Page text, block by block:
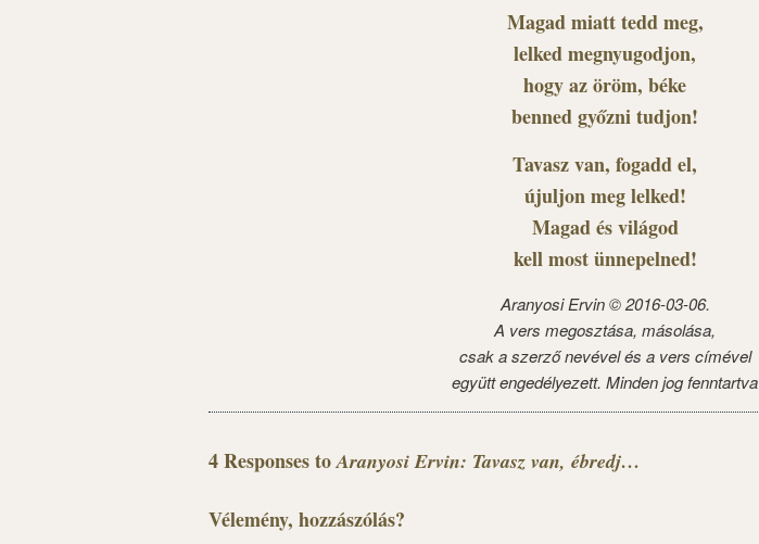
Magad miatt tedd meg,
lelked megnyugodjon,
hogy az öröm, béke
benned győzni tudjon!
Tavasz van, fogadd el,
újuljon meg lelked!
Magad és világod
kell most ünnepelned!
Aranyosi Ervin © 2016-03-06.
A vers megosztása, másolása,
csak a szerző nevével és a vers címével
együtt engedélyezett. Minden jog fenntartva
4 Responses toAranyosi Ervin: Tavasz van, ébredj…
Vélemény, hozzászólás?